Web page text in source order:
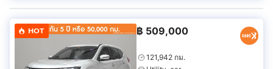
HOT ฿ 509,000
121,942 กม.